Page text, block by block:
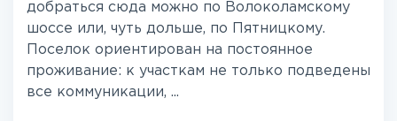
добраться сюда можно по Волоколамскому
шоссе или, чуть дольше, по Пятницкому.
Поселок ориентирован на постоянное
проживание: к участкам не только подведены
все коммуникации, ...